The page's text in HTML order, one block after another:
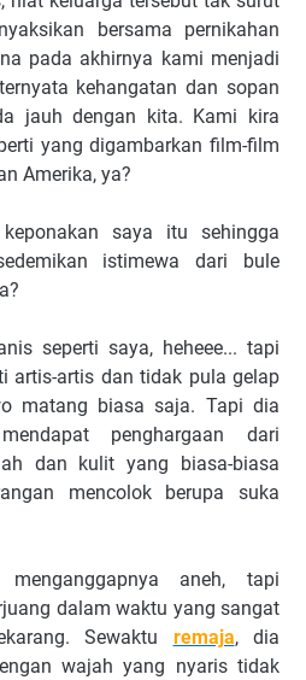
bersama pernikahan
pada akhirnya kami menjadi
kehangatan dan sopan
jauh dengan kita. Kami kira
yang digambarkan film-film
Amerika, ya?
saya itu sehingga
istimewa dari bule
seperti saya, heheee... tapi
artis-artis dan tidak pula gelap
matang biasa saja. Tapi dia
penghargaan dari
dan kulit yang biasa-biasa
mencolok berupa suka
aneh, tapi
dalam waktu yang sangat
Sewaktu remaja, dia
wajah yang nyaris tidak